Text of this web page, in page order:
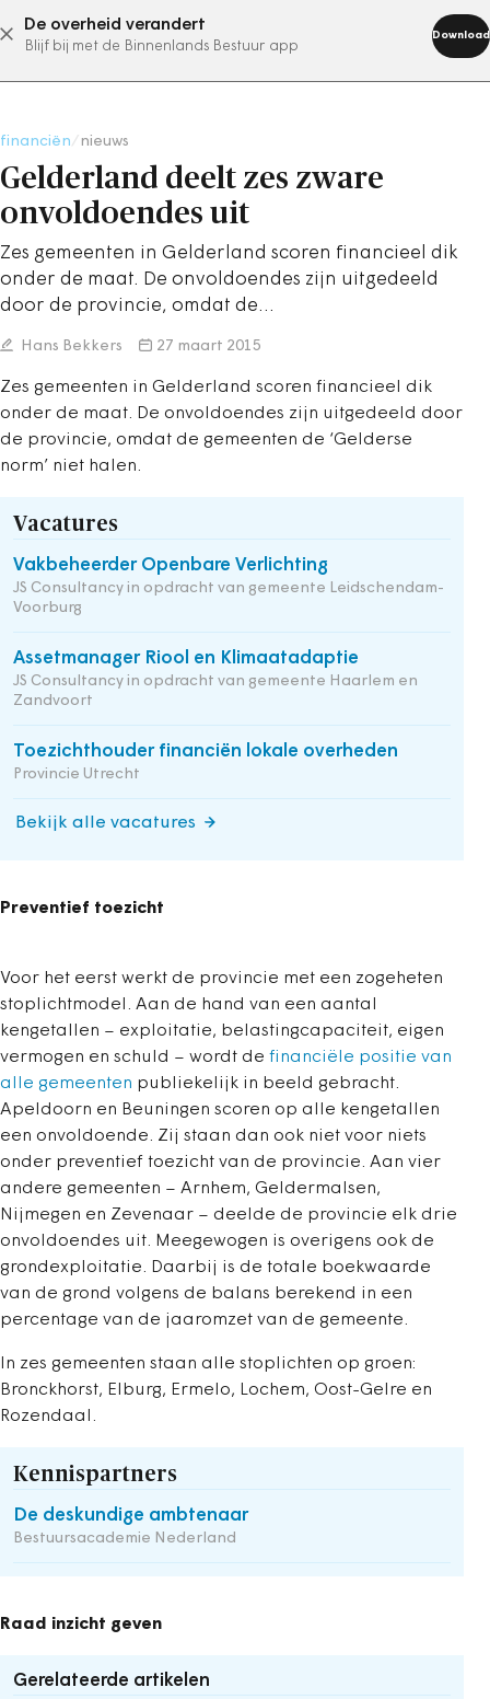
De overheid verandert
Blijf bij met de Binnenlands Bestuur app
Download
abonneer nu
financiën nieuws
Gelderland deelt zes zware
onvoldoendes uit
Zes gemeenten in Gelderland scoren financieel dik
onder de maat. De onvoldoendes zijn uitgedeeld
door de provincie, omdat de…
Hans Bekkers 27 maart 2015
Zes gemeenten in Gelderland scoren financieel dik
onder de maat. De onvoldoendes zijn uitgedeeld door
de provincie, omdat de gemeenten de ‘Gelderse
norm’ niet halen.
Vacatures
Vakbeheerder Openbare Verlichting
JS Consultancy in opdracht van gemeente Leidschendam-
Voorburg
Assetmanager Riool en Klimaatadaptie
JS Consultancy in opdracht van gemeente Haarlem en
Zandvoort
Toezichthouder financiën lokale overheden
Provincie Utrecht
Bekijk alle vacatures
Preventief toezicht
Voor het eerst werkt de provincie met een zogeheten
stoplichtmodel. Aan de hand van een aantal
kengetallen – exploitatie, belastingcapaciteit, eigen
vermogen en schuld – wordt de financiële positie van
alle gemeenten publiekelijk in beeld gebracht.
Apeldoorn en Beuningen scoren op alle kengetallen
een onvoldoende. Zij staan dan ook niet voor niets
onder preventief toezicht van de provincie. Aan vier
andere gemeenten – Arnhem, Geldermalsen,
Nijmegen en Zevenaar – deelde de provincie elk drie
onvoldoendes uit. Meegewogen is overigens ook de
grondexploitatie. Daarbij is de totale boekwaarde
van de grond volgens de balans berekend in een
percentage van de jaaromzet van de gemeente.
In zes gemeenten staan alle stoplichten op groen:
Bronckhorst, Elburg, Ermelo, Lochem, Oost-Gelre en
Rozendaal.
Kennispartners
De deskundige ambtenaar
Bestuursacademie Nederland
Raad inzicht geven
Gerelateerde artikelen